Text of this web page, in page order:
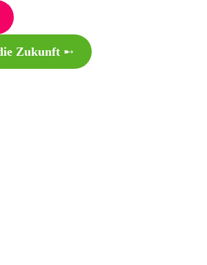
Zukunft➸